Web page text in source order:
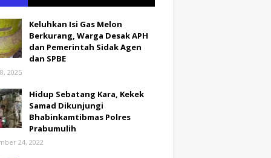
Keluhkan Isi Gas Melon
Berkurang, Warga Desak APH
dan Pemerintah Sidak Agen
dan SPBE
2025
Hidup Sebatang Kara, Kekek
Samad Dikunjungi
Bhabinkamtibmas Polres
Prabumulih
24, 2022